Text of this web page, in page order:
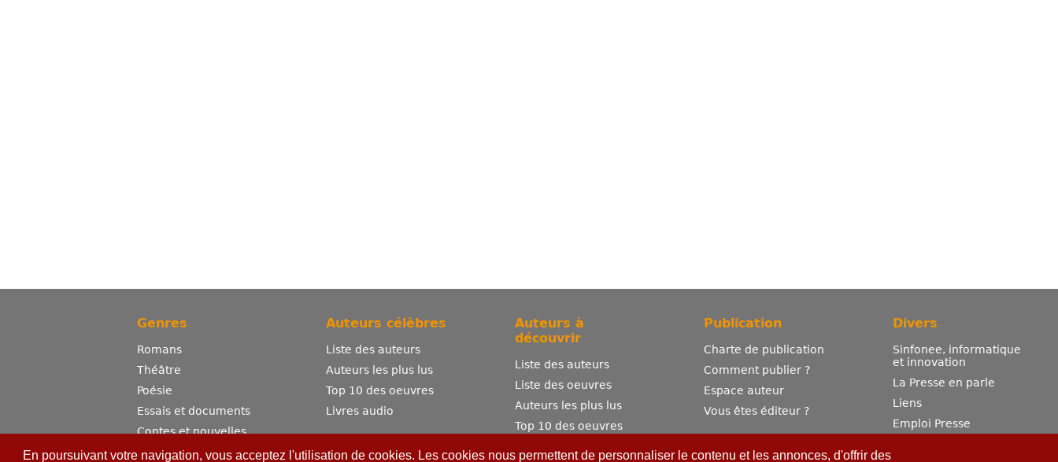
En poursuivant votre navigation, vous acceptez l'utilisation de cookies. Les cookies nous permettent de personnaliser le contenu et les annonces, d'offrir des
Genres
Romans
Théâtre
Poésie
Essais et documents
Contes et nouvelles
Dictionnaire
Auteurs célèbres
Liste des auteurs
Auteurs les plus lus
Top 10 des oeuvres
Livres audio
Auteurs à
découvrir
Liste des auteurs
Liste des oeuvres
Auteurs les plus lus
Top 10 des oeuvres
Publication
Charte de publication
Comment publier ?
Espace auteur
Vous êtes éditeur ?
Divers
Sinfonee, informatique
et innovation
La Presse en parle
Liens
Emploi Presse